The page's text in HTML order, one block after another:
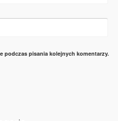
podczas pisania kolejnych komentarzy.